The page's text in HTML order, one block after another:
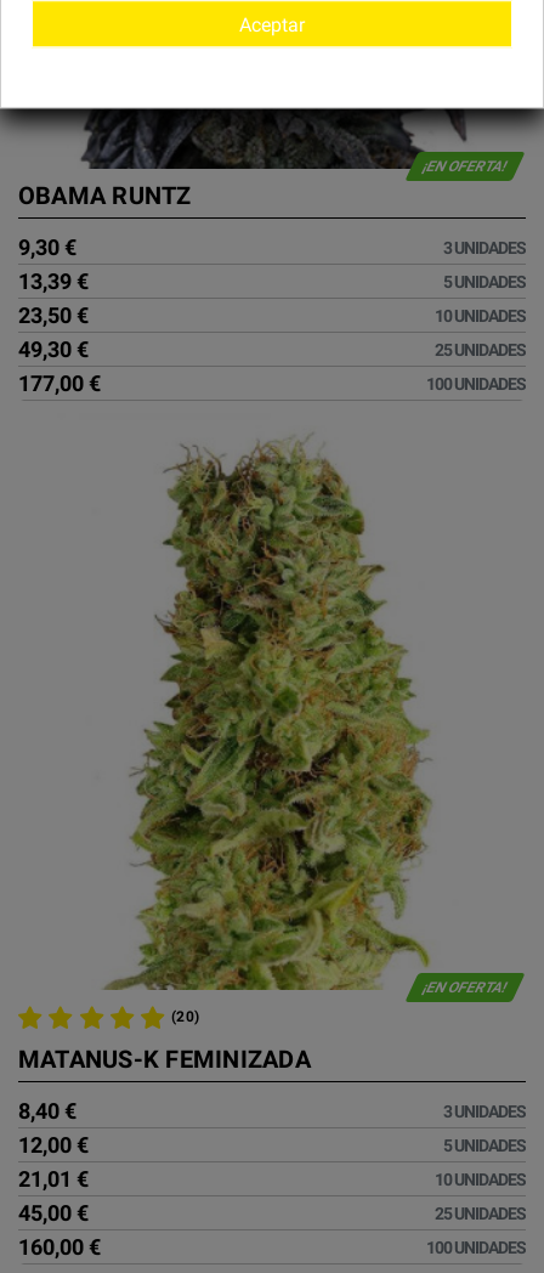
¡EN OFERTA!
OBAMA RUNTZ
9,30 € 3 UNIDADES
13,39 € 5 UNIDADES
23,50 € 10 UNIDADES
49,30 € 25 UNIDADES
177,00 € 100 UNIDADES
¡EN OFERTA!
(20)
MATANUS-K FEMINIZADA
8,40 € 3 UNIDADES
12,00 € 5 UNIDADES
21,01 € 10 UNIDADES
45,00 € 25 UNIDADES
160,00 € 100 UNIDADES
Aceptar